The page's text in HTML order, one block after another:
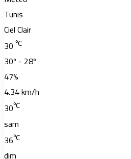
Tunis
Ciel Clair
30 ℃
30º - 28º
47%
4.34 km/h
30℃
sam
36℃
dim